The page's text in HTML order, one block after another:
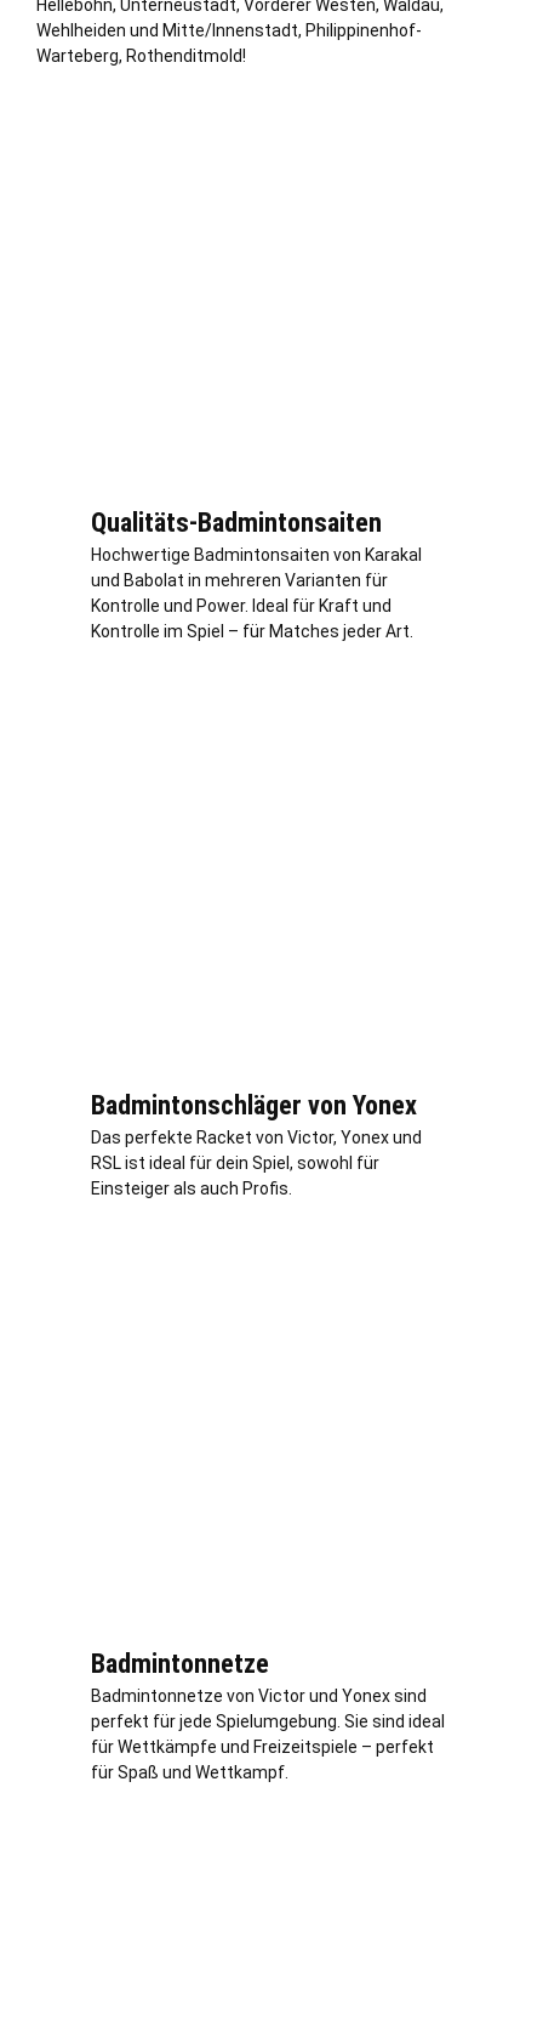
Helleböhn, Unterneustadt, Vorderer Westen, Waldau,
Wehlheiden und Mitte/Innenstadt, Philippinenhof-
Warteberg, Rothenditmold!
Qualitäts-Badmintonsaiten
Hochwertige Badmintonsaiten von Karakal
und Babolat in mehreren Varianten für
Kontrolle und Power. Ideal für Kraft und
Kontrolle im Spiel – für Matches jeder Art.
Badmintonschläger von Yonex
Das perfekte Racket von Victor, Yonex und
RSL ist ideal für dein Spiel, sowohl für
Einsteiger als auch Profis.
Badmintonnetze
Badmintonnetze von Victor und Yonex sind
perfekt für jede Spielumgebung. Sie sind ideal
für Wettkämpfe und Freizeitspiele – perfekt
für Spaß und Wettkampf.